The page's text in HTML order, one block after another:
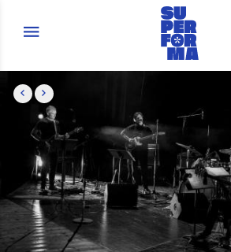
Aller au contenu principal